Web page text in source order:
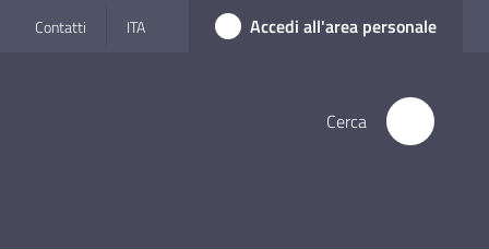
Contatti ITA Accedi all'area personale
Cerca